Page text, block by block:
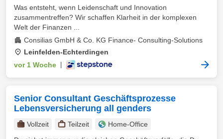
Was entsteht, wenn Leidenschaft und Innovation
zusammentreffen? Wir schaffen Klarheit in der komplexen
Welt der Finanzen ...
Consilias GmbH & Co. KG Finance- Consulting-Solutions
Leinfelden-Echterdingen
vor 1 Woche
Senior Consultant Geschäftsprozesse
Lebensversicherung all genders
Vollzeit Teilzeit
Home-Office